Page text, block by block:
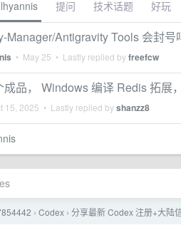
lhyannis 提问 技术话题 好玩
Antigravity Tools 会封号
• May 25 • Lastly replied byfreefcw
品， Windows 编译 Redis 拓展
15, 2025 • Lastly replied byshanzz8
› Codex › 分享最新 Codex 注册+大陆